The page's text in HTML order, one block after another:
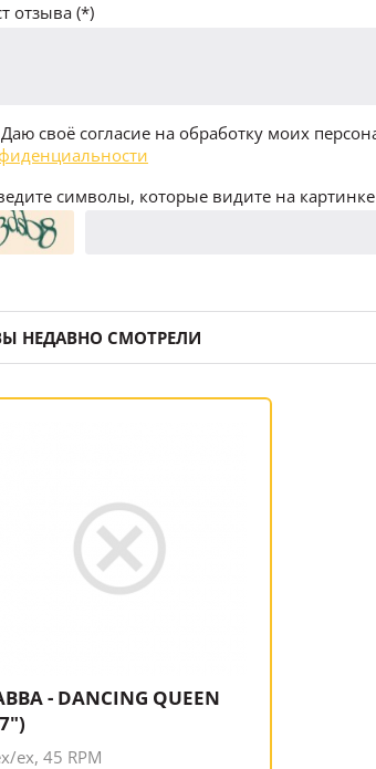
отзыва (*)
Даю своё согласие на обработку моих
символы, которые видите на картинке
НЕДАВНО СМОТРЕЛИ
- DANCING QUEEN
ex, 45 RPM